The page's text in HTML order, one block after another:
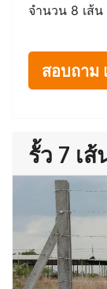
จำนวน 8 เส้น
สอบถาม
รั้ว 7 เ